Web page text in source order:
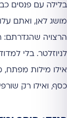
בלילה עם פנסים
מושג לאן, ואתם
הרצויה שהגדרתם:
לניוזלטר. בלי
אילו מילות מפתח,
כסף, ואילו רק